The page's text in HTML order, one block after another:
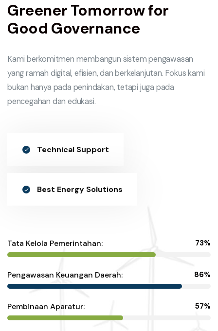
Greener Tomorrow for
Good Governance
Kami berkomitmen membangun sistem pengawasan
yang ramah digital, efisien, dan berkelanjutan. Fokus kami
bukan hanya pada penindakan, tetapi juga pada
pencegahan dan edukasi.
Technical Support
Best Energy Solutions
Tata Kelola Pemerintahan: 73%
Pengawasan Keuangan Daerah: 86%
Pembinaan Aparatur: 57%